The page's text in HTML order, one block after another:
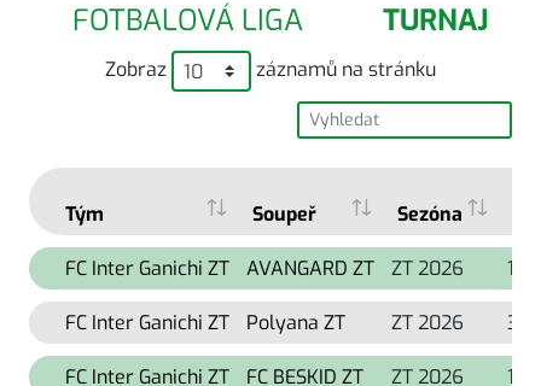
FOTBALOVÁ LIGA
TURNAJ
Zobraz záznamů na stránku
Tým Soupeř Sezóna
FC Inter Ganichi ZT AVANGARD ZT ZT 2026 13.
FC Inter Ganichi ZT Polyana ZT ZT 2026 30.
FC Inter Ganichi ZT FC BESKID ZT ZT 2026 16.